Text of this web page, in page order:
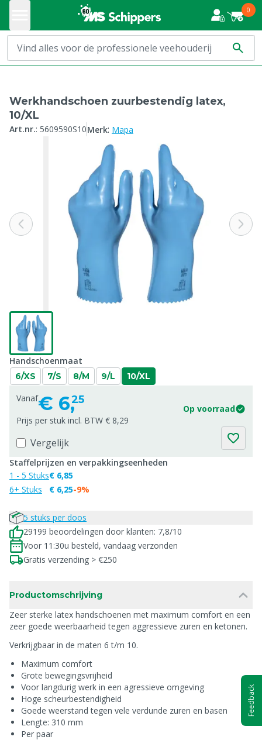
0
Werkhandschoen zuurbestendig latex,
10/XL
Art.nr.: 5609590S10Merk: Mapa
Handschoenmaat
6/XS 7/S 8/M 9/L 10/XL
Vanaf€ 6,25
Op voorraad
Prijs per stuk incl. BTW € 8,29
Vergelijk
Staffelprijzen en verpakkingseenheden
1 - 5 Stuks
6+ Stuks
€ 6,85
€ 6,25-9%
5 stuks per doos
29199 beoordelingen door klanten: 7,8/10
Voor 11:30u besteld, vandaag verzonden
Gratis verzending > €250
Productomschrijving
Zeer sterke latex handschoenen met maximum comfort en een
zeer goede weerbaarheid tegen aggressieve zuren en ketonen.
Verkrijgbaar in de maten 6 t/m 10.
Maximum comfort
Grote bewegingsvrijheid
Voor langdurig werk in een agressieve omgeving
Hoge scheurbestendigheid
Goede weerstand tegen vele verdunde zuren en basen
Lengte: 310 mm
Per paar
Feedback